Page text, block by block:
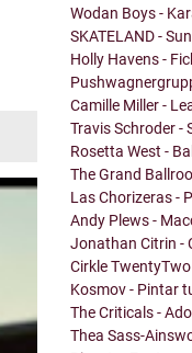
Wodan Boys -
SKATELAND -
Holly Havens -
Camille Miller -
Travis Schroder -
Rosetta West -
The Grand
Las Chorizeras -
Andy Plews -
Jonathan Citrin -
Cirkle
Kosmov - Pintar
The Criticals -
Thea Sass-